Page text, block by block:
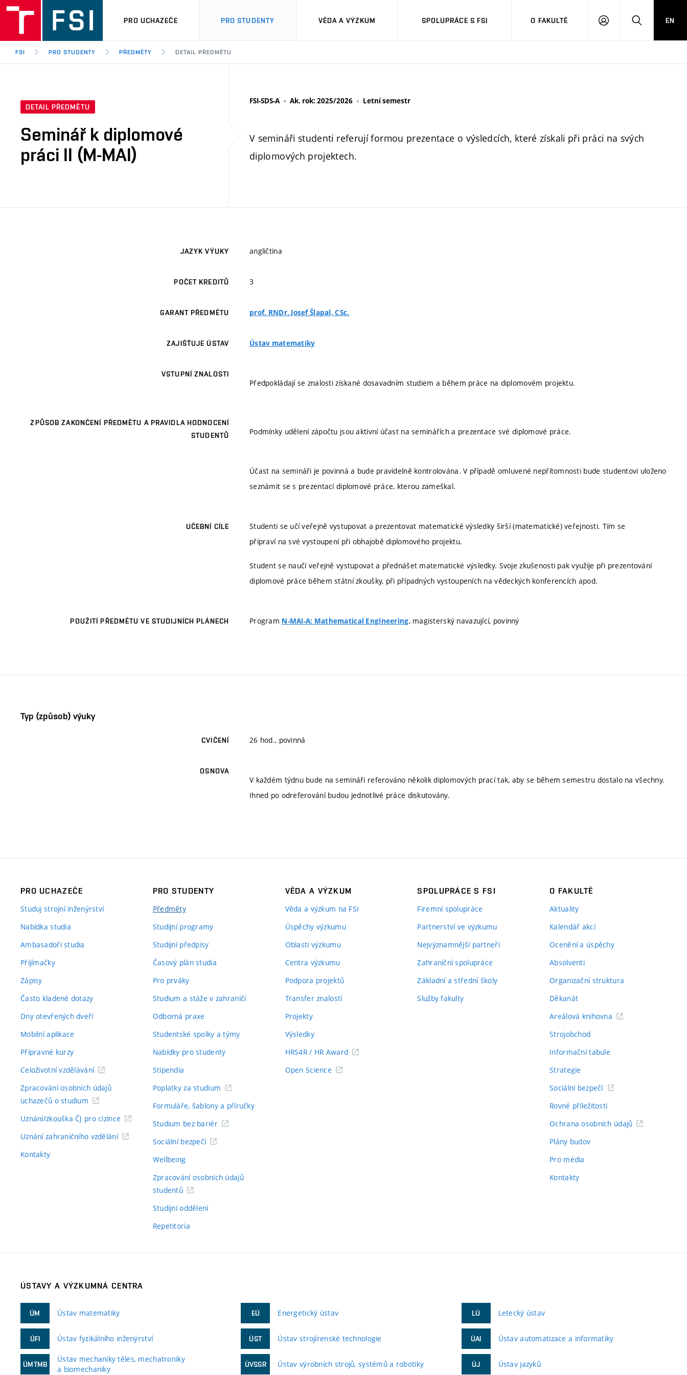
PRO UCHAZEČE PRO STUDENTY VĚDA A VÝZKUM SPOLUPRÁCE S FSI O FAKULTĚ
PŘIHLÁŠENÍHLEDAT
EN
FSI PRO STUDENTY PŘEDMĚTY DETAIL PŘEDMĚTU
DETAIL PŘEDMĚTU
Seminář k diplomové
práci II (M-MAI)
FSI-SDS-A Ak. rok: 2025/2026 Letní semestr
V semináři studenti referují formou prezentace o výsledcích, které získali při práci na svých
diplomových projektech.
JAZYK VÝUKY angličtina
POČET KREDITŮ 3
GARANT PŘEDMĚTU prof. RNDr. Josef Šlapal, CSc.
ZAJIŠŤUJE ÚSTAV Ústav matematiky
VSTUPNÍ ZNALOSTI
Předpokládají se znalosti získané dosavadním studiem a během práce na diplomovém projektu.
ZPŮSOB ZAKONČENÍ PŘEDMĚTU A PRAVIDLA HODNOCENÍ
STUDENTŮ
Podmínky udělení zápočtu jsou aktivní účast na seminářích a prezentace své diplomové práce.
Účast na semináři je povinná a bude pravidelně kontrolována. V případě omluvené nepřítomnosti bude studentovi uloženo
seznámit se s prezentací diplomové práce, kterou zameškal.
UČEBNÍ CÍLE
Studenti se učí veřejně vystupovat a prezentovat matematické výsledky širší (matematické) veřejnosti. Tím se
přípraví na své vystoupení při obhajobě diplomového projektu.
Student se naučí veřejně vystupovat a přednášet matematické výsledky. Svoje zkušenosti pak využije při prezentování
diplomové práce během státní zkoušky, při případných vystoupeních na vědeckých konferencích apod.
POUŽITÍ PŘEDMĚTU VE STUDIJNÍCH PLÁNECH Program N-MAI-A: Mathematical Engineering, magisterský navazující, povinný
Typ (způsob) výuky
CVIČENÍ 26 hod., povinná
OSNOVA
V každém týdnu bude na semináři referováno několik diplomových prací tak, aby se během semestru dostalo na všechny.
Ihned po odreferování budou jednotlivé práce diskutovány.
PRO UCHAZEČE
Studuj strojní inženýrství
Nabídka studia
Ambasadoři studia
Přijímačky
Zápisy
Často kladené dotazy
Dny otevřených dveří
Mobilní aplikace
Přípravné kurzy
Celoživotní vzdělávání
Zpracování osobních údajů
uchazečů o studium
Uznání/zkouška ČJ pro cizince
Uznání zahraničního vzdělání
Kontakty
PRO STUDENTY
Předměty
Studijní programy
Studijní předpisy
Časový plán studia
Pro prváky
Studium a stáže v zahraničí
Odborná praxe
Studentské spolky a týmy
Nabídky pro studenty
Stipendia
Poplatky za studium
Formuláře, šablony a příručky
Studium bez bariér
Sociální bezpečí
Wellbeing
Zpracování osobních údajů
studentů
Studijní oddělení
Repetitoria
VĚDA A VÝZKUM
Věda a výzkum na FSI
Úspěchy výzkumu
Oblasti výzkumu
Centra výzkumu
Podpora projektů
Transfer znalostí
Projekty
Výsledky
HRS4R / HR Award
Open Science
SPOLUPRÁCE S FSI
Firemní spolupráce
Partnerství ve výzkumu
Nejvýznamnější partneři
Zahraniční spolupráce
Základní a střední školy
Služby fakulty
O FAKULTĚ
Aktuality
Kalendář akcí
Ocenění a úspěchy
Absolventi
Organizační struktura
Děkanát
Areálová knihovna
Strojobchod
Informační tabule
Strategie
Sociální bezpečí
Rovné příležitosti
Ochrana osobních údajů
Plány budov
Pro média
Kontakty
ÚSTAVY A VÝZKUMNÁ CENTRA
ÚM Ústav matematiky
ÚFI Ústav fyzikálního inženýrství
ÚMTMB
Ústav mechaniky těles, mechatroniky
a biomechaniky
EÚ Energetický ústav
ÚST Ústav strojírenské technologie
ÚVSSR Ústav výrobních strojů, systémů a robotiky
LÚ Letecký ústav
ÚAI Ústav automatizace a informatiky
ÚJ Ústav jazyků